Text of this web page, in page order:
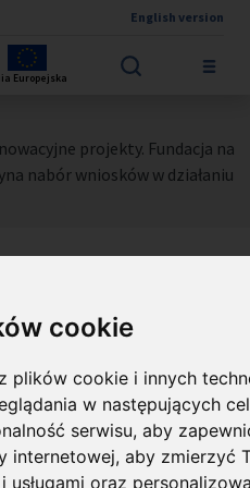
cookie
plików cookie i innych
w następujących
serwisu,aby
internetowej,aby zmierzyć
usługami oraz
English version
Europejska
projekty. Fundacja na
nabór wniosków w działaniu
Nauki
nabór
FIRST